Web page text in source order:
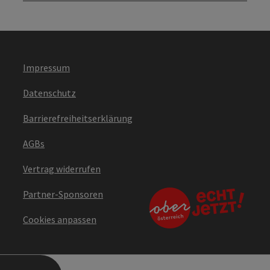
Impressum
Datenschutz
Barrierefreiheitserklärung
AGBs
Vertrag widerrufen
Partner-Sponsoren
Cookies anpassen